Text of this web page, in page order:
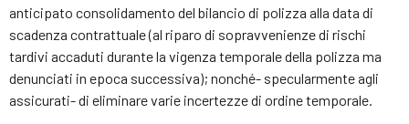
anticipato consolidamento del bilancio di polizza alla data di
scadenza contrattuale (al riparo di sopravvenienze di rischi
tardivi accaduti durante la vigenza temporale della polizza ma
denunciati in epoca successiva); nonché- specularmente agli
assicurati- di eliminare varie incertezze di ordine temporale.